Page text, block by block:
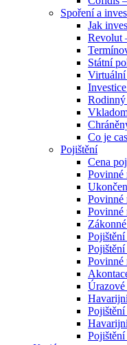
Spoření a
Jak
Revolut
Státní
Virtuální
Co je
Pojištění
Cena
Povinné
Povinné
Povinné
Pojištění
Povinné
Pojištění